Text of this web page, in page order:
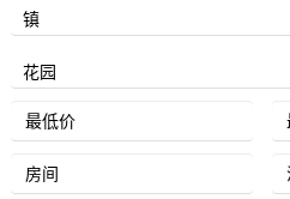
镇
花园